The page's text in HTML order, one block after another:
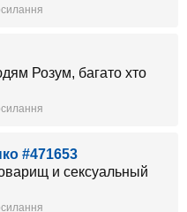
Розум, багато хто
#471653
и сексуальный